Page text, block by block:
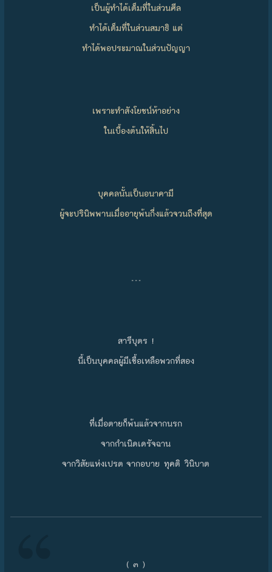
เป็นผู้ทำได้เต็มที่ในส่วนศีล
ทำได้เต็มที่ในส่วนสมาธิ แต่
ทำได้พอประมาณในส่วนปัญญา
เพราะทำสังโยชน์ห้าอย่าง
ในเบื้องต้นให้สิ้นไป
บุคคลนั้นเป็นอนาคามี
ผู้จะปรินิพพานเมื่ออายุพ้นกึ่งแล้วจวนถึงที่สุด
…
สารีบุตร !
นี้เป็นบุคคลผู้มีเชื้อเหลือพวกที่สอง
ที่เมื่อตายก็พ้นแล้วจากนรก
จากกำเนิดเดรัจฉาน
จากวิสัยแห่งเปรต จากอบาย ทุคติ วินิบาต
( ๓ )